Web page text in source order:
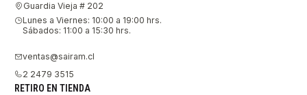
Guardia Vieja # 202
Lunes a Viernes: 10:00 a 19:00 hrs.
Sábados: 11:00 a 15:30 hrs.
ventas@sairam.cl
2 2479 3515
RETIRO EN TIENDA